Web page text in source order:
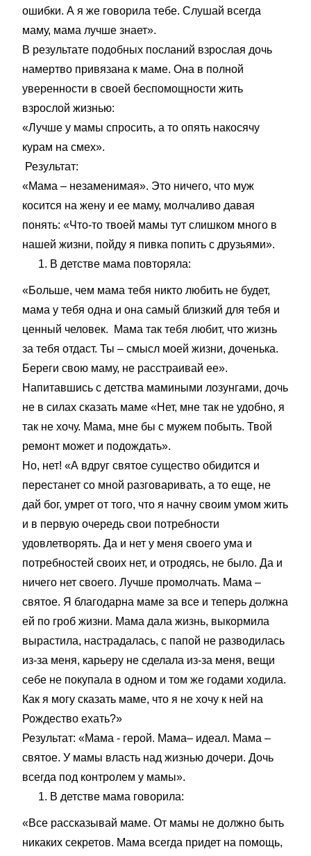
ошибки. А я же говорила тебе. Слушай всегда
маму, мама лучше знает».
В результате подобных посланий взрослая дочь
намертво привязана к маме. Она в полной
уверенности в своей беспомощности жить
взрослой жизнью:
«Лучше у мамы спросить, а то опять накосячу
курам на смех».
Результат:
«Мама – незаменимая». Это ничего, что муж
косится на жену и ее маму, молчаливо давая
понять: «Что-то твоей мамы тут слишком много в
нашей жизни, пойду я пивка попить с друзьями».
В детстве мама повторяла:
«Больше, чем мама тебя никто любить не будет,
мама у тебя одна и она самый близкий для тебя и
ценный человек. Мама так тебя любит, что жизнь
за тебя отдаст. Ты – смысл моей жизни, доченька.
Береги свою маму, не расстраивай ее».
Напитавшись с детства мамиными лозунгами, дочь
не в силах сказать маме «Нет, мне так не удобно, я
так не хочу. Мама, мне бы с мужем побыть. Твой
ремонт может и подождать».
Но, нет! «А вдруг святое существо обидится и
перестанет со мной разговаривать, а то еще, не
дай бог, умрет от того, что я начну своим умом жить
и в первую очередь свои потребности
удовлетворять. Да и нет у меня своего ума и
потребностей своих нет, и отродясь, не было. Да и
ничего нет своего. Лучше промолчать. Мама –
святое. Я благодарна маме за все и теперь должна
ей по гроб жизни. Мама дала жизнь, выкормила
вырастила, настрадалась, с папой не разводилась
из-за меня, карьеру не сделала из-за меня, вещи
себе не покупала в одном и том же годами ходила.
Как я могу сказать маме, что я не хочу к ней на
Рождество ехать?»
Результат: «Мама - герой. Мама– идеал. Мама –
святое. У мамы власть над жизнью дочери. Дочь
всегда под контролем у мамы».
В детстве мама говорила:
«Все рассказывай маме. От мамы не должно быть
никаких секретов. Мама всегда придет на помощь,